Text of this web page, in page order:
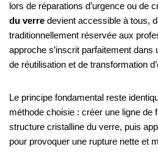
lors de réparations d’urgence ou de
du verre devient accessible à tous,
traditionnellement réservée aux
approche s’inscrit parfaitement
de réutilisation et de transformation
Le principe fondamental reste
méthode choisie : créer une ligne de
structure cristalline du verre, puis
pour provoquer une rupture nette et